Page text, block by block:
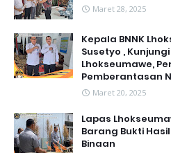
Maret 28, 2025
Kepala BNNK
Susetyo ,
Lhokseumawe,
Pemberantasan
Maret 20, 2025
Lapas
Barang Bukti
Binaan